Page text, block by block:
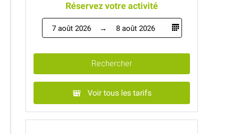
Réservez votre activité
7 août 2026 8 août 2026
Rechercher
Voir tous les tarifs